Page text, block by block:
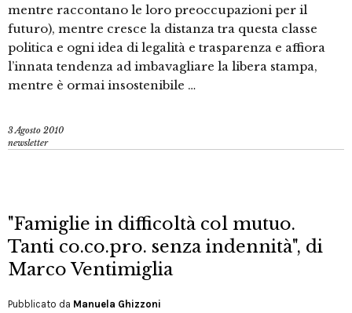
mentre raccontano le loro preoccupazioni per il
futuro), mentre cresce la distanza tra questa classe
politica e ogni idea di legalità e trasparenza e affiora
l’innata tendenza ad imbavagliare la libera stampa,
mentre è ormai insostenibile …
3 Agosto 2010
newsletter
"Famiglie in difficoltà col mutuo.
Tanti co.co.pro. senza indennità", di
Marco Ventimiglia
Pubblicato da Manuela Ghizzoni